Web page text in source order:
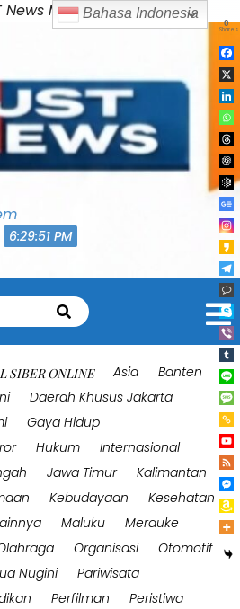
MediaSkip
to
6:29:55 PM
Search
SIBER ONLINE Asia
Banten
Daerah Khusus Jakarta
Gaya Hidup
Hukum
Internasional
Jawa Timur
Kalimantan
Kebudayaan
Kesehatan
Maluku
Merauke
Organisasi
Otomotif
Nugini
Pariwisata
Perfilman
Peristiwa
0
Shares
Bahasa Indonesia